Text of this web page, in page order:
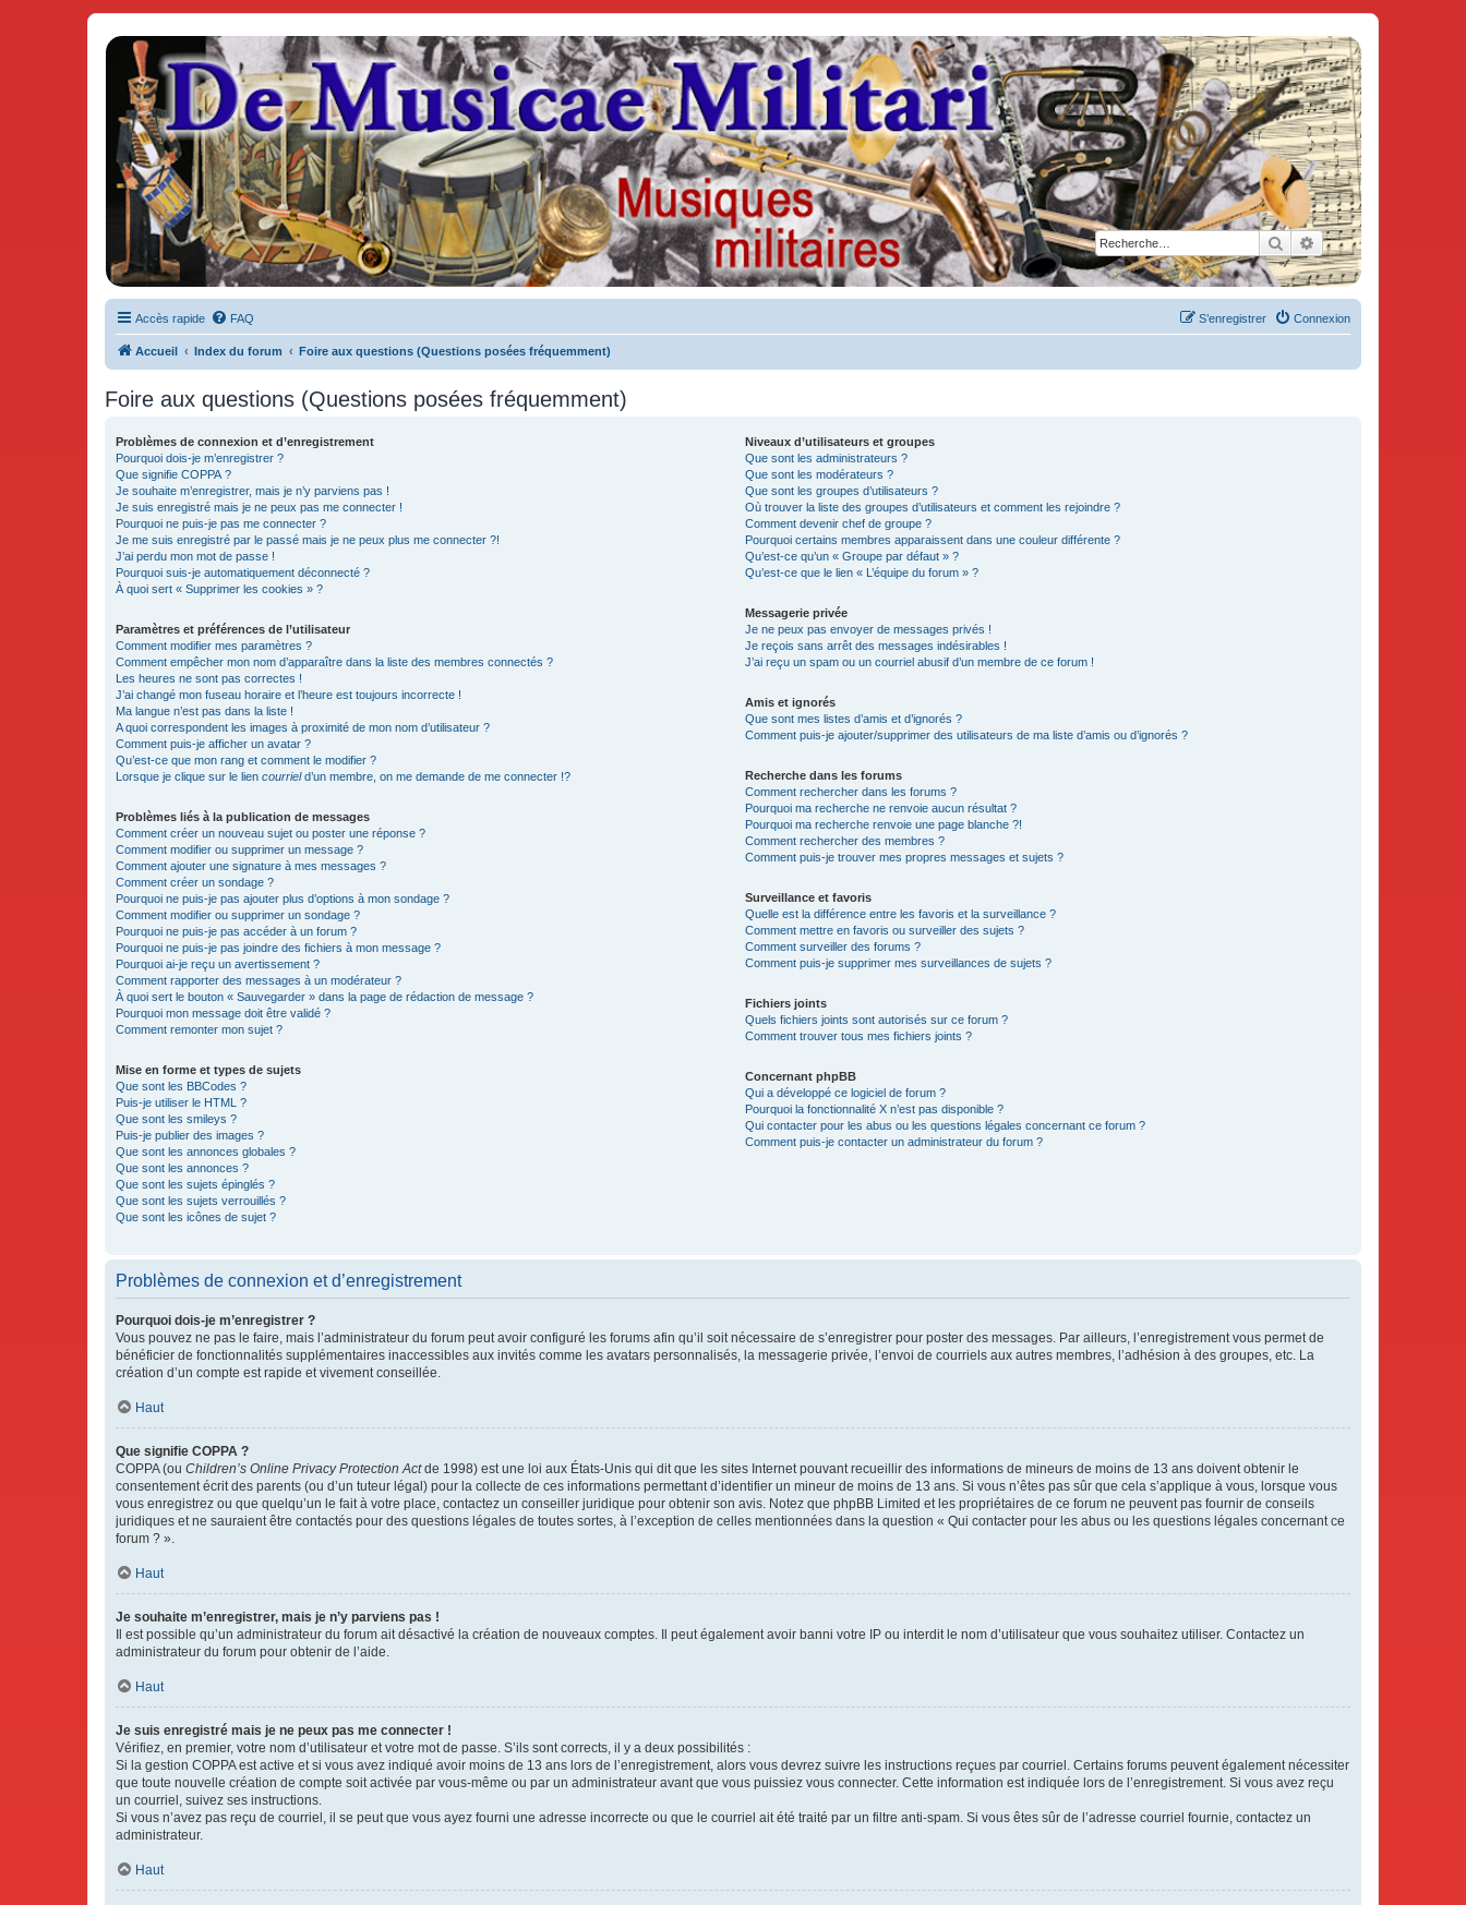
Rechercher
Recherche avancée
De Musicae Militari - Forums
Forums de discussions
Accès rapide FAQ Connexion
S’enregistrer
Accueil Index du forum Foire aux questions (Questions posées fréquemment)
Foire aux questions (Questions posées fréquemment)
Problèmes de connexion et d’enregistrement
Pourquoi dois-je m’enregistrer ?
Que signifie COPPA ?
Je souhaite m’enregistrer, mais je n’y parviens pas !
Je suis enregistré mais je ne peux pas me connecter !
Pourquoi ne puis-je pas me connecter ?
Je me suis enregistré par le passé mais je ne peux plus me connecter ?!
J’ai perdu mon mot de passe !
Pourquoi suis-je automatiquement déconnecté ?
À quoi sert « Supprimer les cookies » ?
Paramètres et préférences de l’utilisateur
Comment modifier mes paramètres ?
Comment empêcher mon nom d’apparaître dans la liste des membres connectés ?
Les heures ne sont pas correctes !
J’ai changé mon fuseau horaire et l’heure est toujours incorrecte !
Ma langue n’est pas dans la liste !
A quoi correspondent les images à proximité de mon nom d’utilisateur ?
Comment puis-je afficher un avatar ?
Qu’est-ce que mon rang et comment le modifier ?
Lorsque je clique sur le lien courrield’un membre, on me demande de me connecter !?
Problèmes liés à la publication de messages
Comment créer un nouveau sujet ou poster une réponse ?
Comment modifier ou supprimer un message ?
Comment ajouter une signature à mes messages ?
Comment créer un sondage ?
Pourquoi ne puis-je pas ajouter plus d’options à mon sondage ?
Comment modifier ou supprimer un sondage ?
Pourquoi ne puis-je pas accéder à un forum ?
Pourquoi ne puis-je pas joindre des fichiers à mon message ?
Pourquoi ai-je reçu un avertissement ?
Comment rapporter des messages à un modérateur ?
À quoi sert le bouton « Sauvegarder » dans la page de rédaction de message ?
Pourquoi mon message doit être validé ?
Comment remonter mon sujet ?
Mise en forme et types de sujets
Que sont les BBCodes ?
Puis-je utiliser le HTML ?
Que sont les smileys ?
Puis-je publier des images ?
Que sont les annonces globales ?
Que sont les annonces ?
Que sont les sujets épinglés ?
Que sont les sujets verrouillés ?
Que sont les icônes de sujet ?
Niveaux d’utilisateurs et groupes
Que sont les administrateurs ?
Que sont les modérateurs ?
Que sont les groupes d’utilisateurs ?
Où trouver la liste des groupes d’utilisateurs et comment les rejoindre ?
Comment devenir chef de groupe ?
Pourquoi certains membres apparaissent dans une couleur différente ?
Qu’est-ce qu’un « Groupe par défaut » ?
Qu’est-ce que le lien « L’équipe du forum » ?
Messagerie privée
Je ne peux pas envoyer de messages privés !
Je reçois sans arrêt des messages indésirables !
J’ai reçu un spam ou un courriel abusif d’un membre de ce forum !
Amis et ignorés
Que sont mes listes d’amis et d’ignorés ?
Comment puis-je ajouter/supprimer des utilisateurs de ma liste d’amis ou d’ignorés ?
Recherche dans les forums
Comment rechercher dans les forums ?
Pourquoi ma recherche ne renvoie aucun résultat ?
Pourquoi ma recherche renvoie une page blanche ?!
Comment rechercher des membres ?
Comment puis-je trouver mes propres messages et sujets ?
Surveillance et favoris
Quelle est la différence entre les favoris et la surveillance ?
Comment mettre en favoris ou surveiller des sujets ?
Comment surveiller des forums ?
Comment puis-je supprimer mes surveillances de sujets ?
Fichiers joints
Quels fichiers joints sont autorisés sur ce forum ?
Comment trouver tous mes fichiers joints ?
Concernant phpBB
Qui a développé ce logiciel de forum ?
Pourquoi la fonctionnalité X n’est pas disponible ?
Qui contacter pour les abus ou les questions légales concernant ce forum ?
Comment puis-je contacter un administrateur du forum ?
Problèmes de connexion et d’enregistrement
Pourquoi dois-je m’enregistrer ?
Vous pouvez ne pas le faire, mais l’administrateur du forum peut avoir configuré les forums afin qu’il soit nécessaire de s’enregistrer pour poster des messages. Par ailleurs, l’enregistrement vous permet de
bénéficier de fonctionnalités supplémentaires inaccessibles aux invités comme les avatars personnalisés, la messagerie privée, l’envoi de courriels aux autres membres, l’adhésion à des groupes, etc. La
création d’un compte est rapide et vivement conseillée.
Haut
Que signifie COPPA ?
COPPA (ou Children’s Online Privacy Protection Actde 1998) est une loi aux États-Unis qui dit que les sites Internet pouvant recueillir des informations de mineurs de moins de 13 ans doivent obtenir le
consentement écrit des parents (ou d’un tuteur légal) pour la collecte de ces informations permettant d’identifier un mineur de moins de 13 ans. Si vous n’êtes pas sûr que cela s’applique à vous, lorsque vous
vous enregistrez ou que quelqu’un le fait à votre place, contactez un conseiller juridique pour obtenir son avis. Notez que phpBB Limited et les propriétaires de ce forum ne peuvent pas fournir de conseils
juridiques et ne sauraient être contactés pour des questions légales de toutes sortes, à l’exception de celles mentionnées dans la question « Qui contacter pour les abus ou les questions légales concernant ce
forum ? ».
Haut
Je souhaite m’enregistrer, mais je n’y parviens pas !
Il est possible qu’un administrateur du forum ait désactivé la création de nouveaux comptes. Il peut également avoir banni votre IP ou interdit le nom d’utilisateur que vous souhaitez utiliser. Contactez un
administrateur du forum pour obtenir de l’aide.
Haut
Je suis enregistré mais je ne peux pas me connecter !
Vérifiez, en premier, votre nom d’utilisateur et votre mot de passe. S’ils sont corrects, il y a deux possibilités :
Si la gestion COPPA est active et si vous avez indiqué avoir moins de 13 ans lors de l’enregistrement, alors vous devrez suivre les instructions reçues par courriel. Certains forums peuvent également nécessiter
que toute nouvelle création de compte soit activée par vous-même ou par un administrateur avant que vous puissiez vous connecter. Cette information est indiquée lors de l’enregistrement. Si vous avez reçu
un courriel, suivez ses instructions.
Si vous n’avez pas reçu de courriel, il se peut que vous ayez fourni une adresse incorrecte ou que le courriel ait été traité par un filtre anti-spam. Si vous êtes sûr de l’adresse courriel fournie, contactez un
administrateur.
Haut